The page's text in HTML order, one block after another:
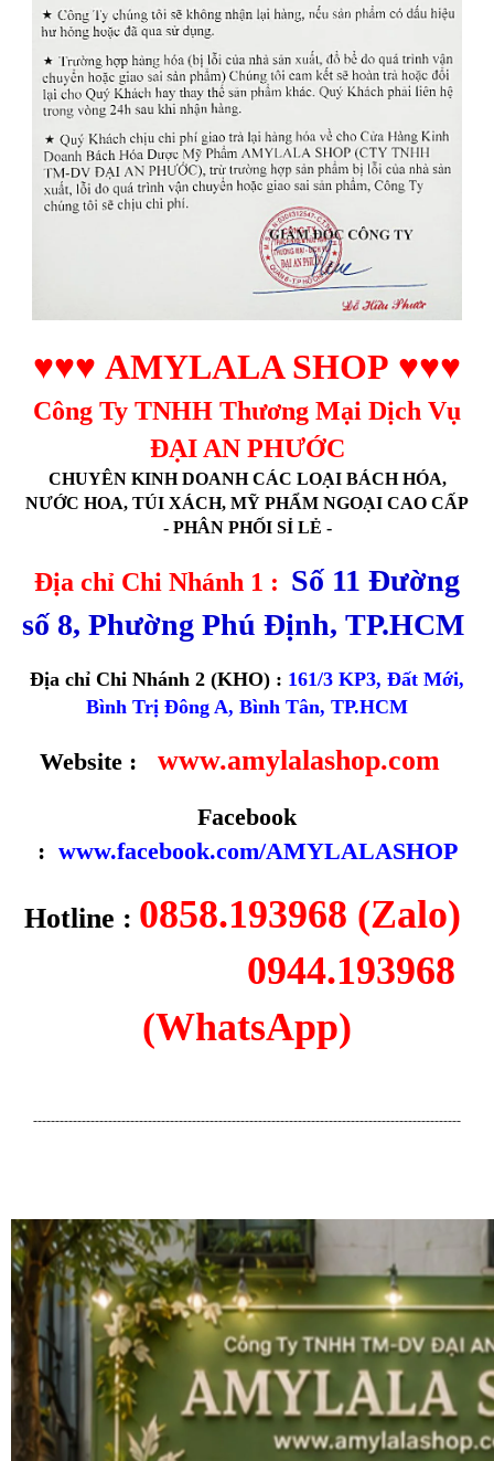
♥♥♥ AMYLALA SHOP ♥♥♥
Công Ty TNHH Thương Mại Dịch Vụ
ĐẠI AN PHƯỚC
CHUYÊN KINH DOANH CÁC LOẠI BÁCH HÓA,
NƯỚC HOA, TÚI XÁCH, MỸ PHẨM NGOẠI CAO CẤP
- PHÂN PHỐI SỈ LẺ -
Địa chỉ Chi Nhánh 1 : Số 11 Đường
số 8, Phường Phú Định, TP.HCM
Địa chỉ Chi Nhánh 2 (KHO) : 161/3 KP3, Đất Mới,
Bình Trị Đông A, Bình Tân, TP.HCM
Website : www.amylalashop.com
Facebook
: www.facebook.com/AMYLALASHOP
Hotline : 0858.193968 (Zalo)
0944.193968
(WhatsApp)
-------------------------------------------------------------------------------------------------